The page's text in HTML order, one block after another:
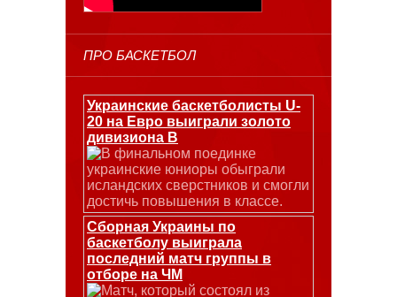
ПРО БАСКЕТБОЛ
Украинские баскетболисты U-
20 на Евро выиграли золото
дивизиона В
В финальном поединке
украинские юниоры обыграли
исландских сверстников и смогли
достичь повышения в классе.
Сборная Украины по
баскетболу выиграла
последний матч группы в
отборе на ЧМ
Матч, который состоял из